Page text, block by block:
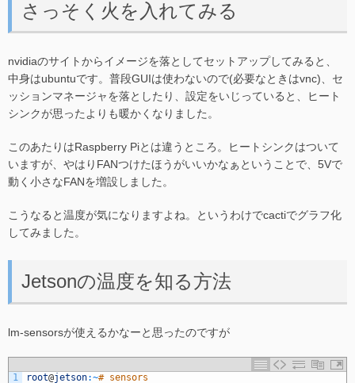
さっそく火を入れてみる
nvidiaのサイトからイメージを落としてセットアップしてみると、
中身はubuntuです。普段GUIは使わないので(必要なときはvnc)、セ
ッションマネージャを落としたり、設定をいじっていると、ヒート
シンクが思ったよりも暖かくなりました。
このあたりはRaspberry Piとは違うところ。ヒートシンクはついて
いますが、やはりFANつけたほうがいいかなぁということで、5Vで
動く小さなFANを増設しました。
こうなると温度が気になりますよね。というわけでcactiでグラフ化
してみました。
Jetsonの温度を知る方法
lm-sensorsが使えるかなーと思ったのですが
1
root@jetson:~# sensors